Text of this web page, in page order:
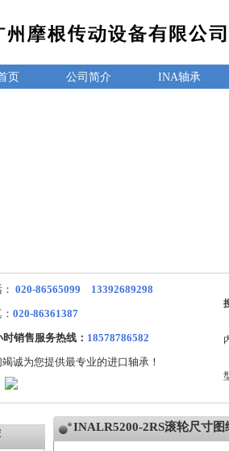
页 公司简介 INA轴承
020-86565099 13392689298
020-86361387
时销售服务热线： 18578786582
诚为您提供最专业的进口轴承！
INALR5200-2RS滚轮尺寸图